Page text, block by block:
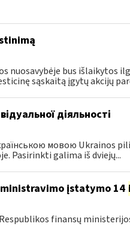
nuosavybėje bus išlaikytos
sąskaitą įgytų akcijų
діяльності
мовою Ukrainos
Pasirinkti galima iš dviejų...
įstatymo 14
finansų